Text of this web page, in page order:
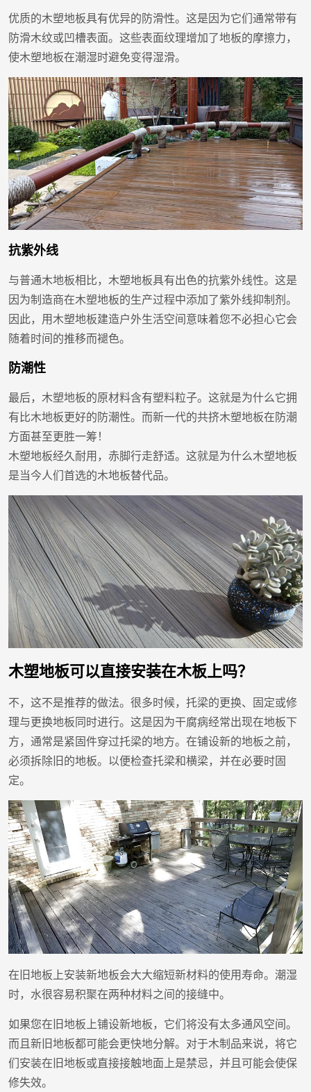
优质的木塑地板具有优异的防滑性。这是因为它们通常带有
防滑木纹或凹槽表面。这些表面纹理增加了地板的摩擦力，
使木塑地板在潮湿时避免变得湿滑。
抗紫外线
与普通木地板相比，木塑地板具有出色的抗紫外线性。这是
因为制造商在木塑地板的生产过程中添加了紫外线抑制剂。
因此，用木塑地板建造户外生活空间意味着您不必担心它会
随着时间的推移而褪色。
防潮性
最后，木塑地板的原材料含有塑料粒子。这就是为什么它拥
有比木地板更好的防潮性。而新一代的共挤木塑地板在防潮
方面甚至更胜一筹！
木塑地板经久耐用，赤脚行走舒适。这就是为什么木塑地板
是当今人们首选的木地板替代品。
木塑地板可以直接安装在木板上吗？
不，这不是推荐的做法。很多时候，托梁的更换、固定或修
理与更换地板同时进行。这是因为干腐病经常出现在地板下
方，通常是紧固件穿过托梁的地方。在铺设新的地板之前，
必须拆除旧的地板。以便检查托梁和横梁，并在必要时固
定。
在旧地板上安装新地板会大大缩短新材料的使用寿命。潮湿
时，水很容易积聚在两种材料之间的接缝中。
如果您在旧地板上铺设新地板，它们将没有太多通风空间。
而且新旧地板都可能会更快地分解。对于木制品来说，将它
们安装在旧地板或直接接触地面上是禁忌，并且可能会使保
修失效。